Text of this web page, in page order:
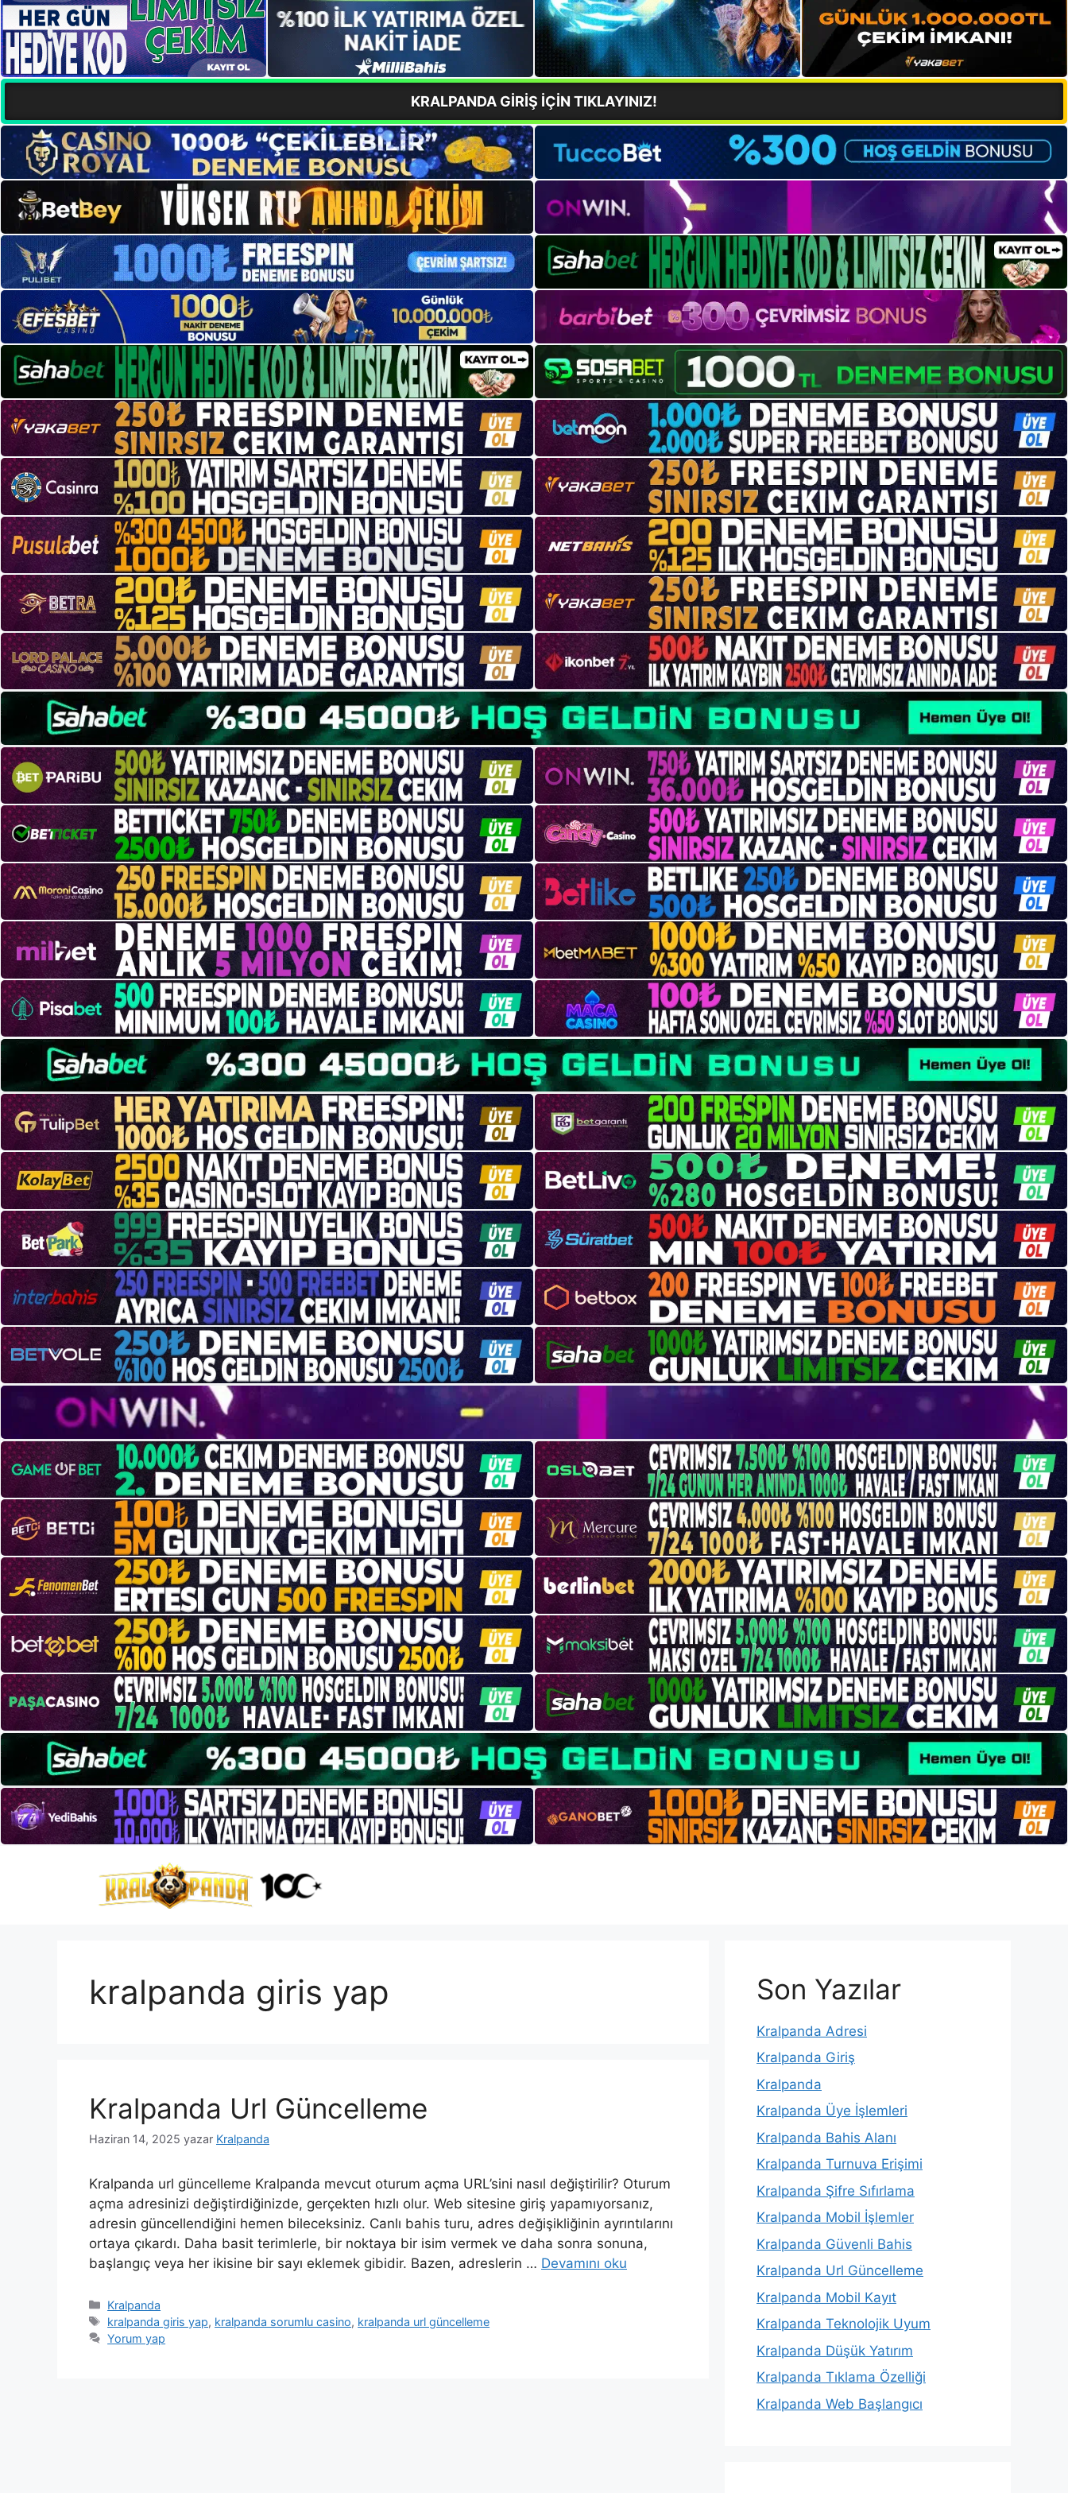
KRALPANDA GİRİŞ İÇİN TIKLAYINIZ!
kralpanda giris yap
Kralpanda Url Güncelleme
Haziran 14, 2025 yazar Kralpanda
Kralpanda url güncelleme Kralpanda mevcut oturum açma URL’sini nasıl değiştirilir? Oturum
açma adresinizi değiştirdiğinizde, gerçekten hızlı olur. Web sitesine giriş yapamıyorsanız,
adresin güncellendiğini hemen bileceksiniz. Canlı bahis turu, adres değişikliğinin ayrıntılarını
ortaya çıkardı. Daha basit terimlerle, bir noktaya bir isim vermek ve daha sonra sonuna,
başlangıç veya her ikisine bir sayı eklemek gibidir. Bazen, adreslerin … Devamını oku
Kategoriler
Kralpanda
Etiketler
kralpanda giris yap, kralpanda sorumlu casino, kralpanda url güncelleme
Yorum yap
Son Yazılar
Kralpanda Adresi
Kralpanda Giriş
Kralpanda
Kralpanda Üye İşlemleri
Kralpanda Bahis Alanı
Kralpanda Turnuva Erişimi
Kralpanda Şifre Sıfırlama
Kralpanda Mobil İşlemler
Kralpanda Güvenli Bahis
Kralpanda Url Güncelleme
Kralpanda Mobil Kayıt
Kralpanda Teknolojik Uyum
Kralpanda Düşük Yatırım
Kralpanda Tıklama Özelliği
Kralpanda Web Başlangıcı